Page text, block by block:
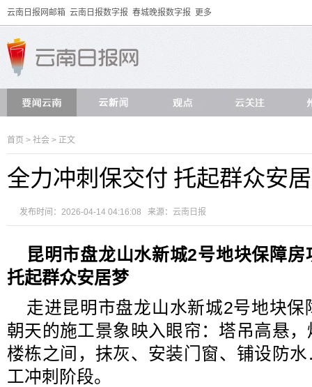
云南日报网邮箱 云南日报数字报 春城晚报数字报 更多
首页 > 社会 > 正文
全力冲刺保交付 托起群众安
发布时间：2026-04-14 04:16:08 来源： 云南日报
昆明市盘龙山水新城2号地块保障
托起群众安居梦
走进昆明市盘龙山水新城2号地块
朝天的施工景象映入眼帘：塔吊高悬
楼栋之间，抹灰、安装门窗、铺设防
工冲刺阶段。